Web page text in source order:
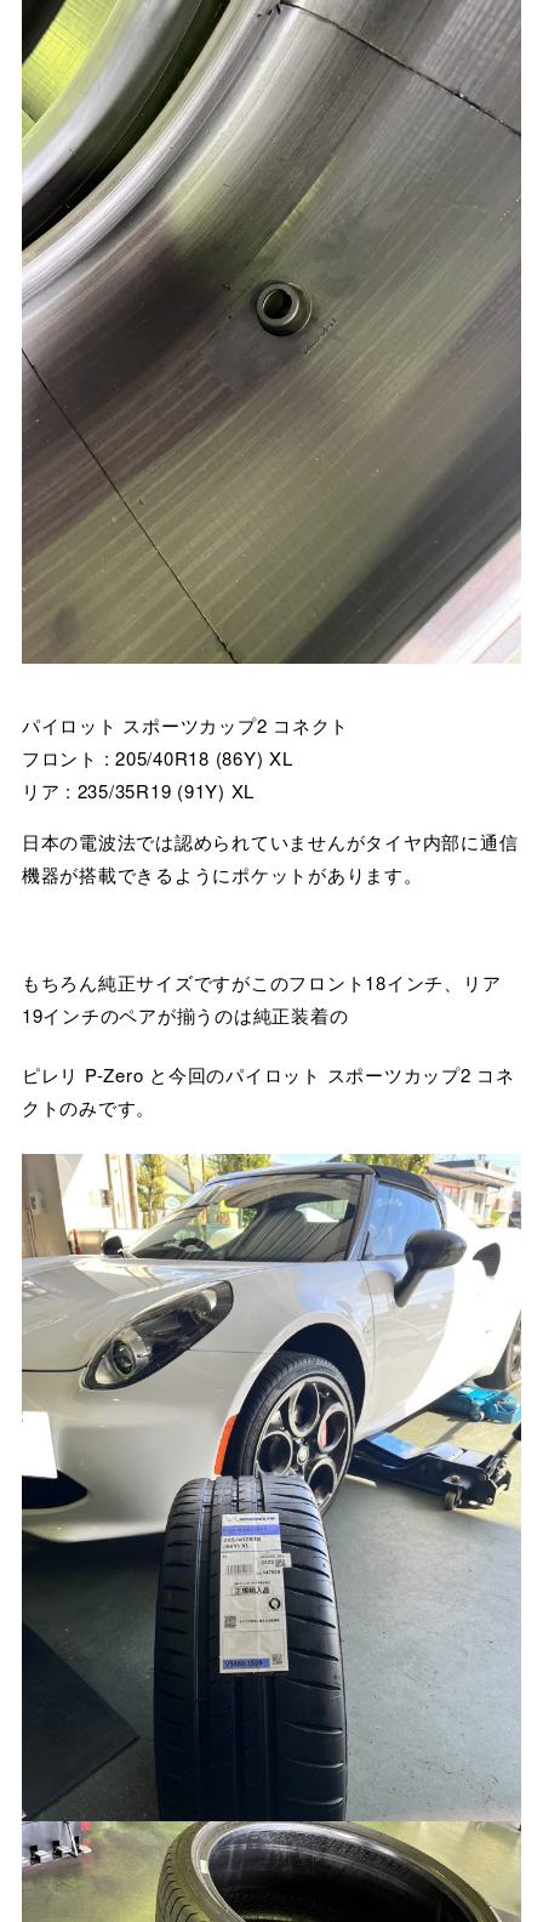
パイロット スポーツカップ2 コネクト
フロント : 205/40R18 (86Y) XL
リア : 235/35R19 (91Y) XL
日本の電波法では認められていませんがタイヤ内部に通信
機器が搭載できるようにポケットがあります。
もちろん純正サイズですがこのフロント18インチ、リア
19インチのペアが揃うのは純正装着の
ピレリ P-Zero と今回のパイロット スポーツカップ2 コネ
クトのみです。